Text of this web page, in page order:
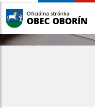
Oficiálna stránka
OBEC OBORÍN